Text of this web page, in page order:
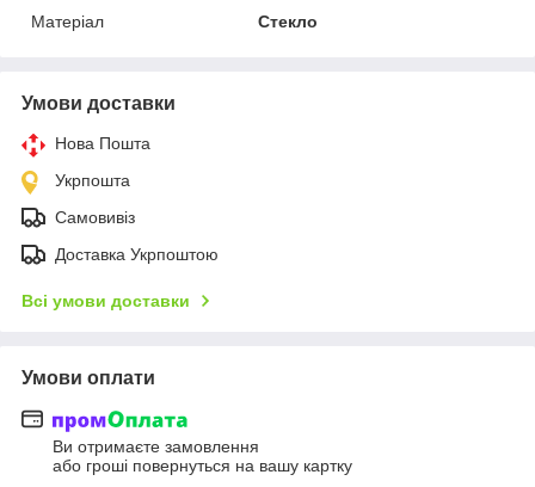
Матеріал
Стекло
Умови доставки
Нова Пошта
Укрпошта
Самовивіз
Доставка Укрпоштою
Всі умови доставки
Умови оплати
Ви отримаєте замовлення
або гроші повернуться на вашу картку